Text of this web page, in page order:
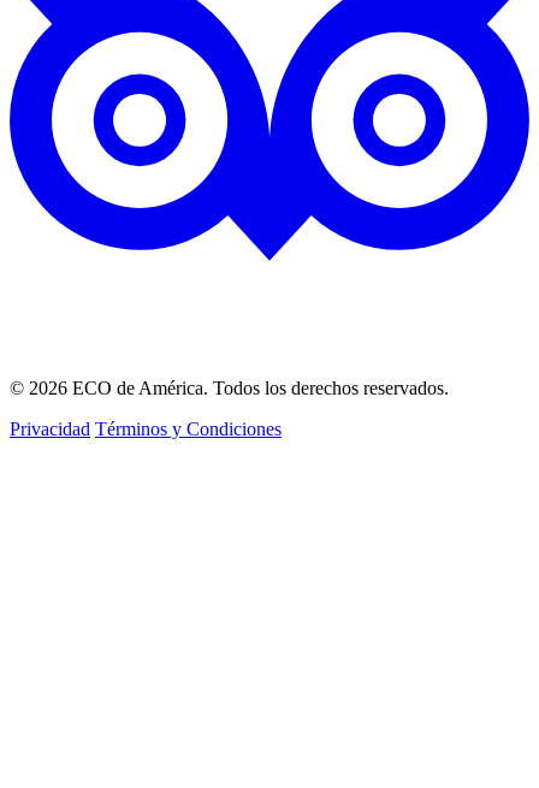
© 2026 ECO de América. Todos los derechos reservados.
Privacidad Términos y Condiciones